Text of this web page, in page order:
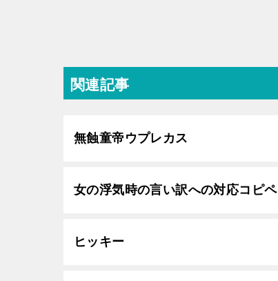
関連記事
無蝕童帝ウプレカス
女の浮気時の言い訳への対応コピペ
ヒッキー